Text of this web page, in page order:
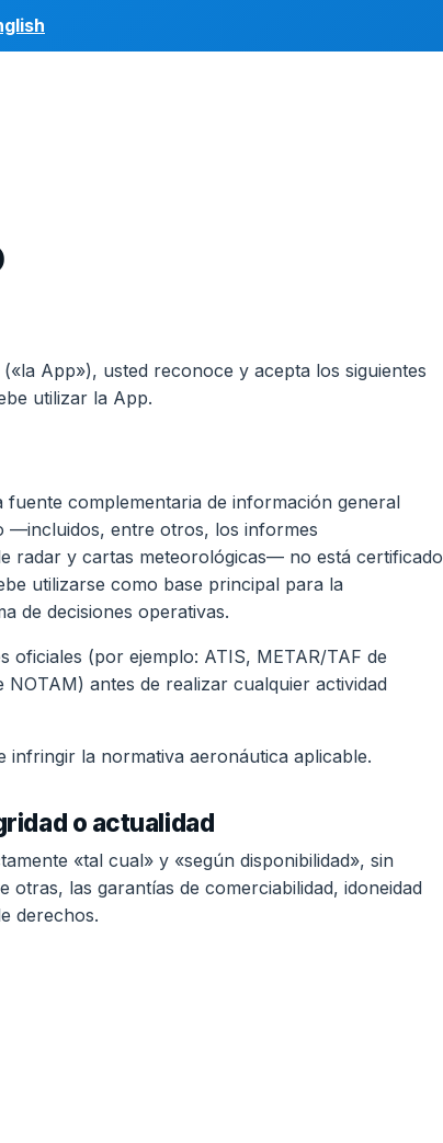
App»), usted reconoce y acepta los siguientes
utilizar la App.
complementaria de información general
—incluidos, entre otros, los informes
radar y cartas meteorológicas— no está certificado
utilizarse como base principal para la
de decisiones operativas.
oficiales (por ejemplo: ATIS, METAR/TAF de
antes de realizar cualquier actividad
infringir la normativa aeronáutica aplicable.
o actualidad
«tal cual» y «según disponibilidad», sin
las garantías de comerciabilidad, idoneidad
derechos.